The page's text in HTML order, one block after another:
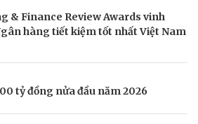
& Finance Review Awards vinh
hàng tiết kiệm tốt nhất Việt Nam
tỷ đồng nửa đầu năm 2026